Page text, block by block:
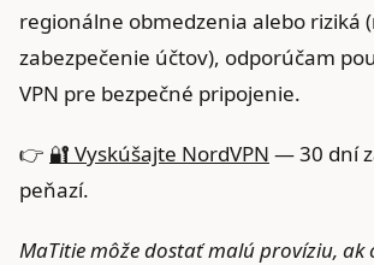
regionálne obmedzenia alebo riziká
zabezpečenie účtov), odporúčam
VPN pre bezpečné pripojenie.
👉 🔐 Vyskúšajte NordVPN — 30 dní
peňazí.
MaTitie môže dostať malú províziu, ak